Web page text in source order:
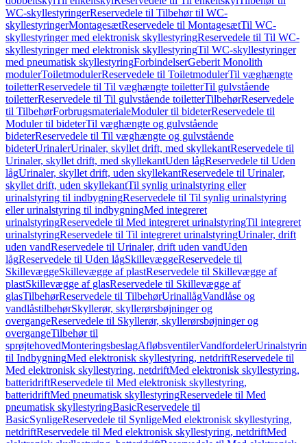
WC-skyllestyringerReservedele til Tilbehør til WC-
skyllestyringerMontagesætReservedele til MontagesætTil WC-
skyllestyringer med elektronisk skyllestyringReservedele til Til WC-
skyllestyringer med elektronisk skyllestyringTil WC-skyllestyringer
med pneumatisk skyllestyringForbindelserGeberit Monolith
modulerToiletmodulerReservedele til ToiletmodulerTil væghængte
toiletterReservedele til Til væghængte toiletterTil gulvstående
toiletterReservedele til Til gulvstående toiletterTilbehørReservedele
til TilbehørForbrugsmaterialeModuler til bideterReservedele til
Moduler til bideterTil væghængte og gulvstående
bideterReservedele til Til væghængte og gulvstående
bideterUrinalerUrinaler, skyllet drift, med skyllekantReservedele til
Urinaler, skyllet drift, med skyllekantUden lågReservedele til Uden
lågUrinaler, skyllet drift, uden skyllekantReservedele til Urinaler,
skyllet drift, uden skyllekantTil synlig urinalstyring eller
urinalstyring til indbygningReservedele til Til synlig urinalstyring
eller urinalstyring til indbygningMed integreret
urinalstyringReservedele til Med integreret urinalstyringTil integreret
urinalstyringReservedele til Til integreret urinalstyringUrinaler, drift
uden vandReservedele til Urinaler, drift uden vandUden
lågReservedele til Uden lågSkillevæggeReservedele til
SkillevæggeSkillevægge af plastReservedele til Skillevægge af
plastSkillevægge af glasReservedele til Skillevægge af
glasTilbehørReservedele til TilbehørUrinallågVandlåse og
vandlåstilbehørSkyllerør, skyllerørsbøjninger og
overgangeReservedele til Skyllerør, skyllerørsbøjninger og
overgangeTilbehør til
sprøjtehovedMonteringsbeslagAfløbsventilerVandfordeler
til IndbygningMed elektronisk skyllestyring, netdriftReservedele til
Med elektronisk skyllestyring, netdriftMed elektronisk skyllestyring,
batteridriftReservedele til Med elektronisk skyllestyring,
batteridriftMed pneumatisk skyllestyringReservedele til Med
pneumatisk skyllestyringBasicReservedele til
BasicSynligeReservedele til SynligeMed elektronisk skyllestyring,
netdriftReservedele til Med elektronisk skyllestyring, netdriftMed